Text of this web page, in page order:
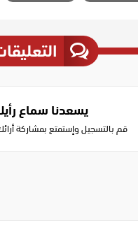
يسعدنا سماع
قم بالتسجيل وإستمتع بمشاركة